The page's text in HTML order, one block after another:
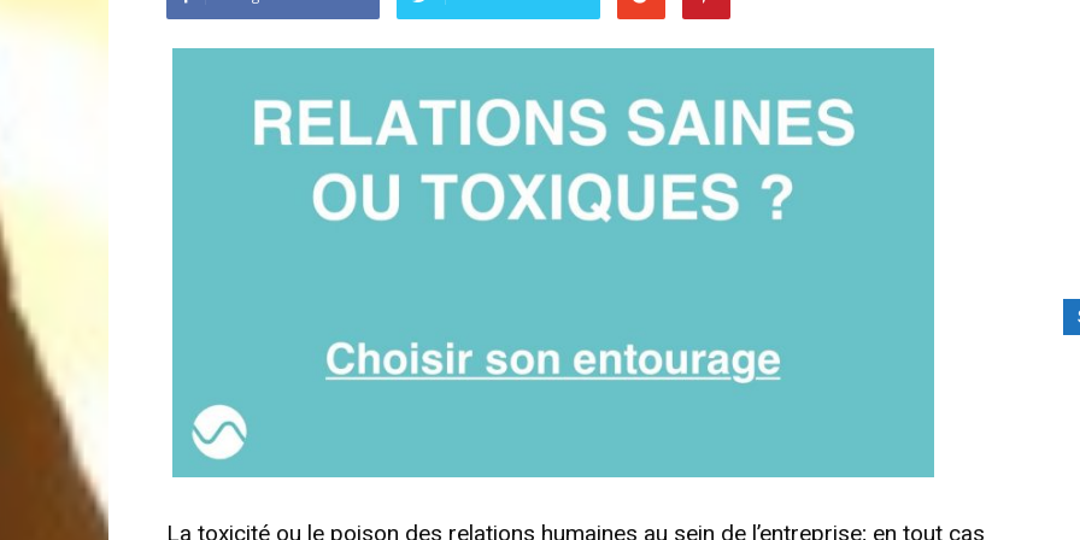
La toxicité ou le poison des relations humaines au sein de l’entreprise; en tout cas